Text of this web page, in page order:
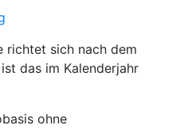
richtet sich nach dem
das im Kalenderjahr
ohne